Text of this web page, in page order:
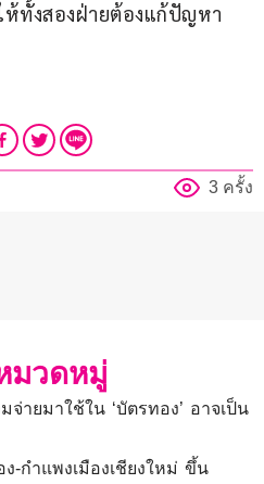
ห้ทั้งสองฝ่ายต้องแก้ปัญหา
3 ครั้ง
มวดหมู่
จ่ายมาใช้ใน ‘บัตรทอง’ อาจเป็น
ง-กำแพงเมืองเชียงใหม่ ขึ้น